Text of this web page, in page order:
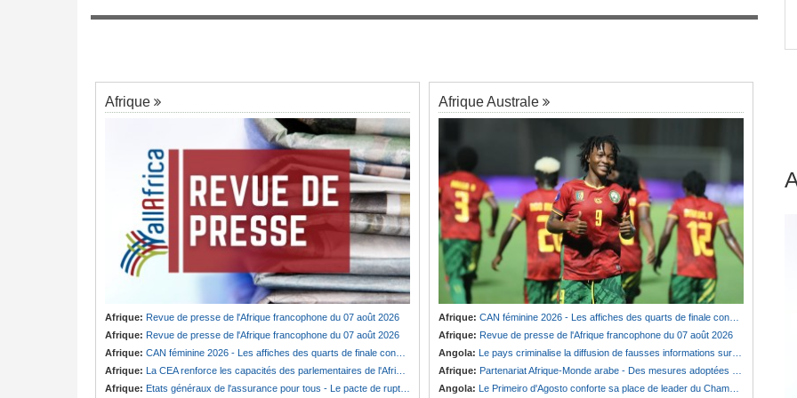
Afrique
Afrique: Revue de presse de l'Afrique francophone du 07 août 2026
Afrique: Revue de presse de l'Afrique francophone du 07 août 2026
Afrique: CAN féminine 2026 - Les affiches des quarts de finale connues
Afrique: La CEA renforce les capacités des parlementaires de l'Afrique de l'Est
Afrique: Etats généraux de l'assurance pour tous - Le pacte de rupture
Afrique Australe
Afrique: CAN féminine 2026 - Les affiches des quarts de finale connues
Afrique: Revue de presse de l'Afrique francophone du 07 août 2026
Angola: Le pays criminalise la diffusion de fausses informations sur Internet
Afrique: Partenariat Afrique-Monde arabe - Des mesures adoptées pour relancer la coopération
Angola: Le Primeiro d'Agosto conforte sa place de leader du Championnat national féminin
7
président
Cameroun:Effoudou accuse Fouda de «